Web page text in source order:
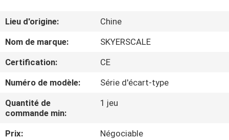
VIDÉOS
À
PROPOS
DE
Lieu d'origine:
Chine
Nom de marque:
SKYERSCALE
Certification:
CE
Numéro de modèle:
Série d'écart-type
Quantité de
commande min:
1 jeu
Prix:
Négociable